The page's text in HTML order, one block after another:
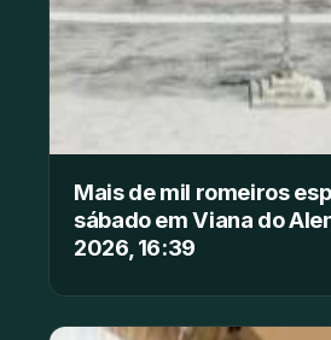
Mais de mil romeiros
sábado em Viana do
2026, 16:39